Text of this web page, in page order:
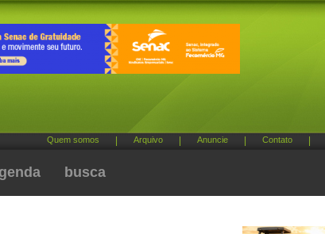
Quem somos Arquivo Anuncie Contato
busca